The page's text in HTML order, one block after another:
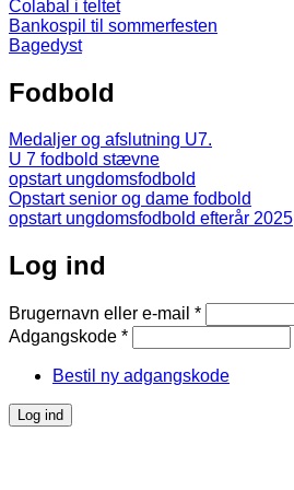
Colabal i teltet
Bankospil til sommerfesten
Bagedyst
Fodbold
Medaljer og afslutning U7.
U 7 fodbold stævne
opstart ungdomsfodbold
Opstart senior og dame fodbold
opstart ungdomsfodbold efterår 2025
Log ind
Brugernavn eller e-mail *
Adgangskode *
Bestil ny adgangskode